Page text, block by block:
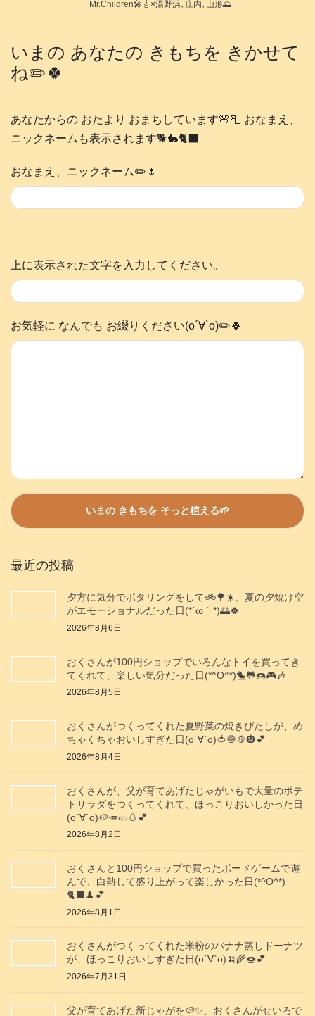
Mr.Children🎤🎸×湯野浜､庄内､山形🌅
いまの あなたの きもちを きかせて
ね✏️🍀
あなたからの おたより おまちしています🌸📮 おなまえ、
ニックネームも表示されます🐕️🐇🐈‍⬛
おなまえ、ニックネーム✏️🌷
上に表示された文字を入力してください。
お気軽に なんでも お綴りください(о´∀`о)✏️🍀
最近の投稿
夕方に気分でポタリングをして🚲️🌳☀️、夏の夕焼け空
がエモーショナルだった日(⁠*⁠´⁠ω⁠｀⁠*⁠)🌅🍀
2026年8月6日
おくさんが100円ショップでいろんなトイを買ってき
てくれて、楽しい気分だった日(*^O^*)🐤🐸🍩🎮️🎶
2026年8月5日
おくさんがつくってくれた夏野菜の焼きびたしが、め
ちゃくちゃおいしすぎた日(о´∀`о)🍅🧅🫑🎃💕
2026年8月4日
おくさんが、父が育てあげたじゃがいもで大量のポテ
トサラダをつくってくれて、ほっこりおいしかった日
(о´∀`о)🥔🥕🥒🥚💕
2026年8月2日
おくさんと100円ショップで買ったボードゲームで遊
んで、白熱して盛り上がって楽しかった日(*^O^*)
🐈‍⬛♟️💕
2026年8月1日
おくさんがつくってくれた米粉のバナナ蒸しドーナツ
が、ほっこりおいしすぎた日(о´∀`о)🍌🌾🍩💕
2026年7月31日
父が育てあげた新じゃがを🥔✨️、おくさんがせいろで